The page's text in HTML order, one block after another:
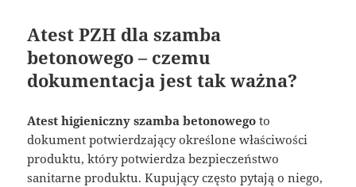
Atest PZH dla szamba
betonowego – czemu
dokumentacja jest tak ważna?
Atest higieniczny szamba betonowego to
dokument potwierdzający określone właściwości
produktu, który potwierdza bezpieczeństwo
sanitarne produktu. Kupujący często pytają o niego,